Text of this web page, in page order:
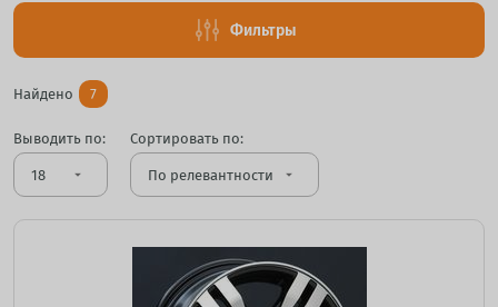
Фильтры
Найдено 7
Выводить по:
arrow_drop_down
Сортировать по:
arrow_drop_down